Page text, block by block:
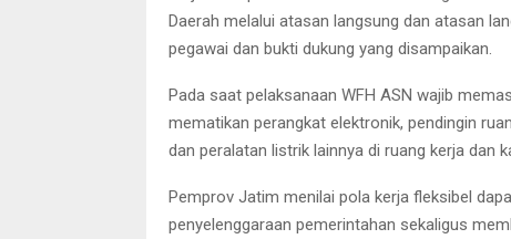
Daerah melalui atasan langsung dan atasan
pegawai dan bukti dukung yang disampaikan.
Pada saat pelaksanaan WFH ASN wajib
mematikan perangkat elektronik, pendingin
dan peralatan listrik lainnya di ruang kerja dan
Pemprov Jatim menilai pola kerja fleksibel
penyelenggaraan pemerintahan sekaligus